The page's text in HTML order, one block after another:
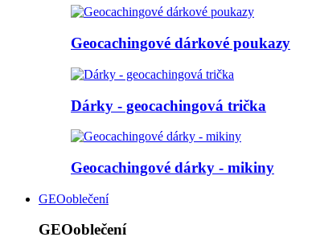
Geocachingové dárkové poukazy
Dárky - geocachingová trička
Geocachingové dárky - mikiny
GEOoblečení
GEOoblečení